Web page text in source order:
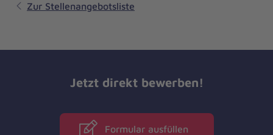
Zur Stellenangebotsliste
Jetzt direkt bewerben!
Formular ausfüllen